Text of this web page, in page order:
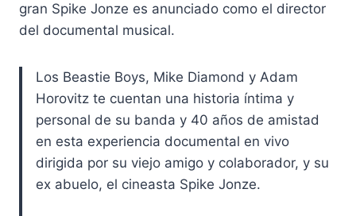
gran Spike Jonze es anunciado como el director
del documental musical.
Los Beastie Boys, Mike Diamond y Adam
Horovitz te cuentan una historia íntima y
personal de su banda y 40 años de amistad
en esta experiencia documental en vivo
dirigida por su viejo amigo y colaborador, y su
ex abuelo, el cineasta Spike Jonze.